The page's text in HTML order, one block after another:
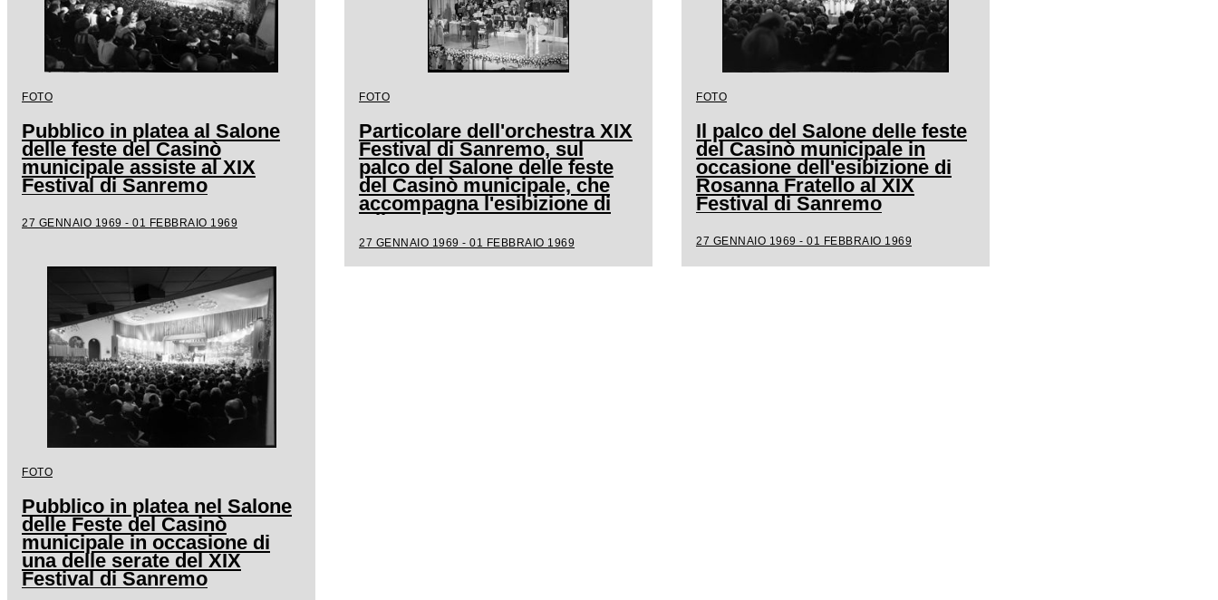
FOTO
Pubblico in platea al Salone
delle feste del Casinò
municipale assiste al XIX
Festival di Sanremo
27 GENNAIO 1969 - 01 FEBBRAIO 1969
FOTO
Particolare dell'orchestra XIX
Festival di Sanremo, sul
palco del Salone delle feste
del Casinò municipale, che
accompagna l'esibizione di
Milva
27 GENNAIO 1969 - 01 FEBBRAIO 1969
FOTO
Il palco del Salone delle feste
del Casinò municipale in
occasione dell'esibizione di
Rosanna Fratello al XIX
Festival di Sanremo
27 GENNAIO 1969 - 01 FEBBRAIO 1969
FOTO
Pubblico in platea nel Salone
delle Feste del Casinò
municipale in occasione di
una delle serate del XIX
Festival di Sanremo